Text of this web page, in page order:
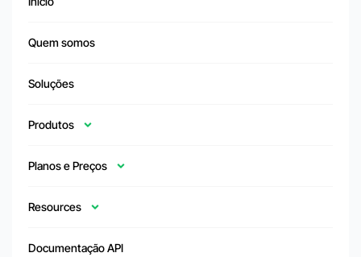
Quem somos
Soluções
Produtos
Planos e Preços
Resources
Documentação API